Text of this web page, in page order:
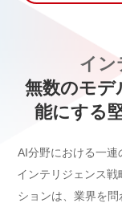
イン
無数のモデ
能にする
AI分野における一
インテリジェンス
ションは、業界を